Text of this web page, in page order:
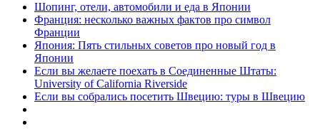
Шопинг, отели, автомобили и еда в Японии
Франция: несколько важных фактов про символ
Франции
Япония: Пять стильных советов про новый год в
Японии
Если вы желаете поехать в Соединенные Штаты:
University of California Riverside
Если вы собрались посетить Швецию: туры в Швецию